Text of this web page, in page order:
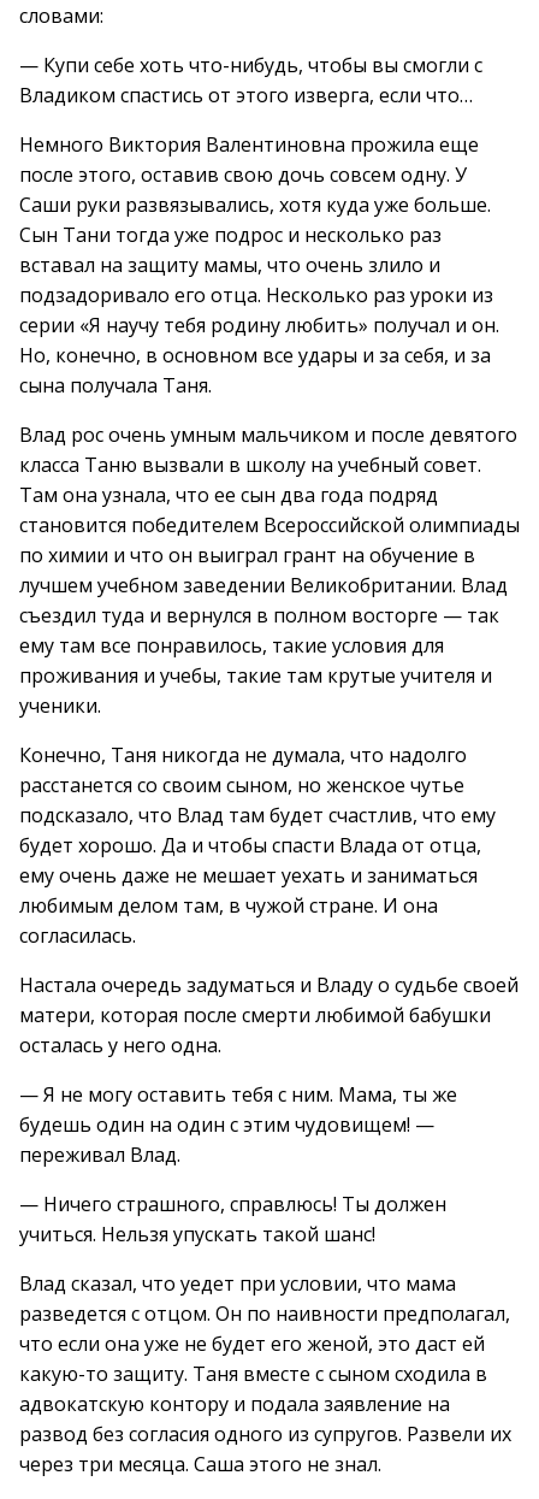
словами:
— Купи себе хоть что-нибудь, чтобы вы смогли с
Владиком спастись от этого изверга, если что…
Немного Виктория Валентиновна прожила еще
после этого, оставив свою дочь совсем одну. У
Саши руки развязывались, хотя куда уже больше.
Сын Тани тогда уже подрос и несколько раз
вставал на защиту мамы, что очень злило и
подзадоривало его отца. Несколько раз уроки из
серии «Я научу тебя родину любить» получал и он.
Но, конечно, в основном все удары и за себя, и за
сына получала Таня.
Влад рос очень умным мальчиком и после девятого
класса Таню вызвали в школу на учебный совет.
Там она узнала, что ее сын два года подряд
становится победителем Всероссийской олимпиады
по химии и что он выиграл грант на обучение в
лучшем учебном заведении Великобритании. Влад
съездил туда и вернулся в полном восторге — так
ему там все понравилось, такие условия для
проживания и учебы, такие там крутые учителя и
ученики.
Конечно, Таня никогда не думала, что надолго
расстанется со своим сыном, но женское чутье
подсказало, что Влад там будет счастлив, что ему
будет хорошо. Да и чтобы спасти Влада от отца,
ему очень даже не мешает уехать и заниматься
любимым делом там, в чужой стране. И она
согласилась.
Настала очередь задуматься и Владу о судьбе своей
матери, которая после смерти любимой бабушки
осталась у него одна.
— Я не могу оставить тебя с ним. Мама, ты же
будешь один на один с этим чудовищем! —
переживал Влад.
— Ничего страшного, справлюсь! Ты должен
учиться. Нельзя упускать такой шанс!
Влад сказал, что уедет при условии, что мама
разведется с отцом. Он по наивности предполагал,
что если она уже не будет его женой, это даст ей
какую-то защиту. Таня вместе с сыном сходила в
адвокатскую контору и подала заявление на
развод без согласия одного из супругов. Развели их
через три месяца. Саша этого не знал.